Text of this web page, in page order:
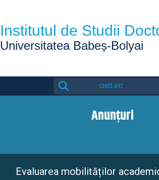
Institutul de Studii
Universitatea Babeș-Bolyai
Search
for:
Anunțuri
Evaluarea mobilităților